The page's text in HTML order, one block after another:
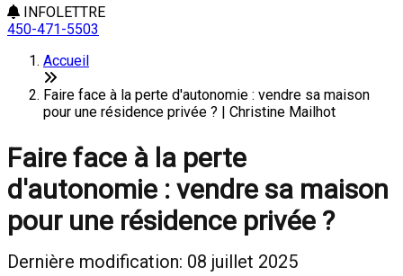
INFOLETTRE
450-471-5503
Accueil
Faire face à la perte d'autonomie : vendre sa maison
pour une résidence privée ? | Christine Mailhot
Faire face à la perte
d'autonomie : vendre sa maison
pour une résidence privée ?
Dernière modification: 08 juillet 2025